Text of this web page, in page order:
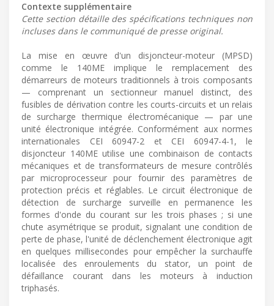
Contexte supplémentaire
Cette section détaille des spécifications techniques non
incluses dans le communiqué de presse original.
La mise en œuvre d'un disjoncteur-moteur (MPSD)
comme le 140ME implique le remplacement des
démarreurs de moteurs traditionnels à trois composants
— comprenant un sectionneur manuel distinct, des
fusibles de dérivation contre les courts-circuits et un relais
de surcharge thermique électromécanique — par une
unité électronique intégrée. Conformément aux normes
internationales CEI 60947-2 et CEI 60947-4-1, le
disjoncteur 140ME utilise une combinaison de contacts
mécaniques et de transformateurs de mesure contrôlés
par microprocesseur pour fournir des paramètres de
protection précis et réglables. Le circuit électronique de
détection de surcharge surveille en permanence les
formes d'onde du courant sur les trois phases ; si une
chute asymétrique se produit, signalant une condition de
perte de phase, l'unité de déclenchement électronique agit
en quelques millisecondes pour empêcher la surchauffe
localisée des enroulements du stator, un point de
défaillance courant dans les moteurs à induction
triphasés.